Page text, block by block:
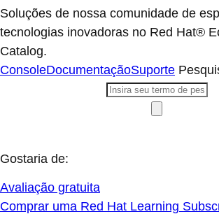
Soluções de nossa comunidade de
tecnologias inovadoras no Red Hat®
Catalog.
ConsoleDocumentaçãoSuporte
Gostaria de:
Avaliação gratuita
Comprar uma Red Hat Learning